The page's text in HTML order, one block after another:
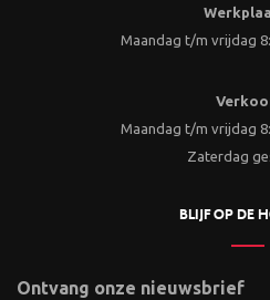
Maandag t/m vrijdag
Maandag t/m vrijdag
Zaterdag
BLIJF OP DE
Ontvang onze nieuwsbrief